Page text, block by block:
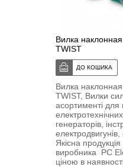
Вилка
TWIST
Вилка
TWIST, Вилки
асортименті для
генераторів,
електродвигунів,
Якісна
виробника PC
ціною в